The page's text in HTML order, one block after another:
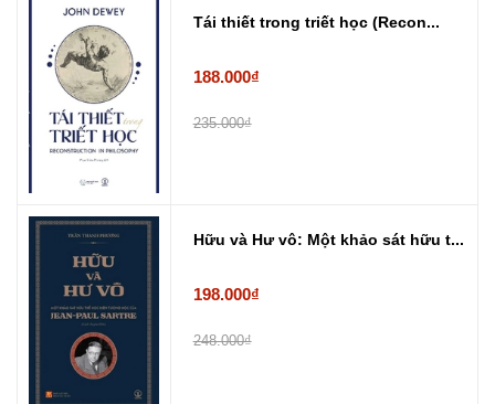
Tái thiết trong triết học (Recon...
188.000₫
235.000₫
Hữu và Hư vô: Một khảo sát hữu t...
198.000₫
248.000₫